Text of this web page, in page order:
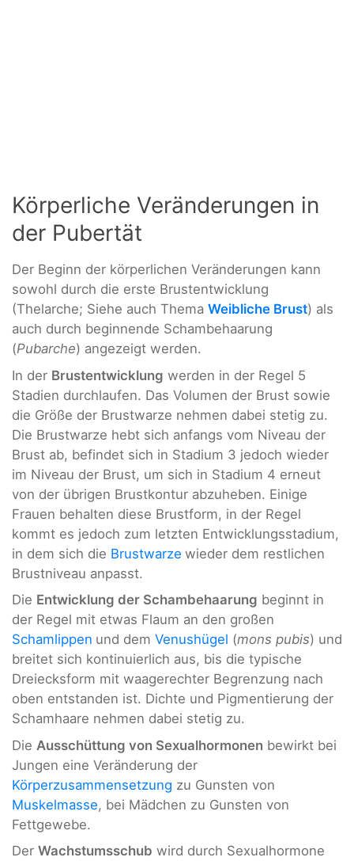
Körperliche Veränderungen in
der Pubertät
Der Beginn der körperlichen Veränderungen kann
sowohl durch die erste Brustentwicklung
(Thelarche; Siehe auch Thema Weibliche Brust) als
auch durch beginnende Schambehaarung
(Pubarche) angezeigt werden.
In der Brustentwicklung werden in der Regel 5
Stadien durchlaufen. Das Volumen der Brust sowie
die Größe der Brustwarze nehmen dabei stetig zu.
Die Brustwarze hebt sich anfangs vom Niveau der
Brust ab, befindet sich in Stadium 3 jedoch wieder
im Niveau der Brust, um sich in Stadium 4 erneut
von der übrigen Brustkontur abzuheben. Einige
Frauen behalten diese Brustform, in der Regel
kommt es jedoch zum letzten Entwicklungsstadium,
in dem sich die Brustwarze wieder dem restlichen
Brustniveau anpasst.
Die Entwicklung der Schambehaarung beginnt in
der Regel mit etwas Flaum an den großen
Schamlippen und dem Venushügel (mons pubis) und
breitet sich kontinuierlich aus, bis die typische
Dreiecksform mit waagerechter Begrenzung nach
oben entstanden ist. Dichte und Pigmentierung der
Schamhaare nehmen dabei stetig zu.
Die Ausschüttung von Sexualhormonen bewirkt bei
Jungen eine Veränderung der
Körperzusammensetzung zu Gunsten von
Muskelmasse, bei Mädchen zu Gunsten von
Fettgewebe.
Der Wachstumsschub wird durch Sexualhormone